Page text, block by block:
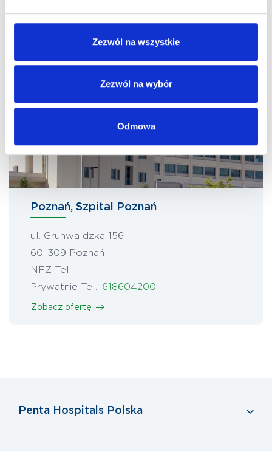
Zezwól na wszystkie
Zezwól na wybór
Odmowa
NFZ Tel.:48 (22) 735 41 00
Poznań, Szpital Poznań
ul. Grunwaldzka 156
60-309 Poznań
NFZ Tel.:
Prywatnie Tel.: 618604200
Zobacz ofertę
Penta Hospitals Polska